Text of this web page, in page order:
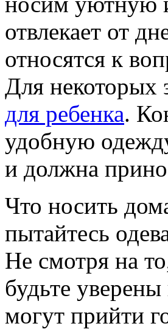
отвлекает от
относятся к
Для некоторых
для ребенка.
удобную
и должна
Что носить
пытайтесь
Не смотря на
будьте
могут прийти